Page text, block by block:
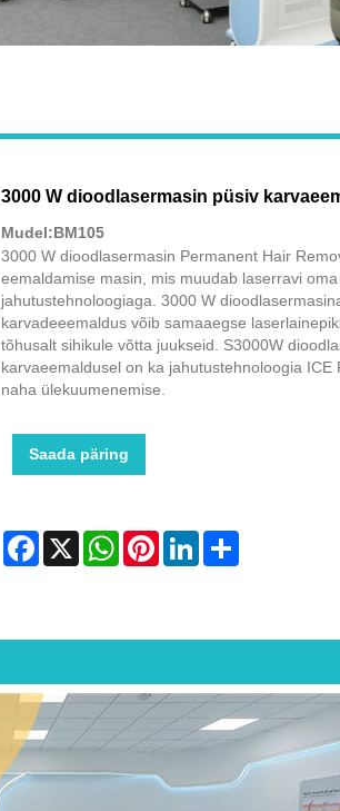
3000 W dioodlasermasin püsiv
Mudel:BM105
3000 W dioodlasermasin Permanent Hair
eemaldamise masin, mis muudab laserravi oma
jahutustehnoloogiaga. 3000 W
karvadeeemaldus võib samaaegse
tõhusalt sihikule võtta juukseid. S3000W
karvaeemaldusel on ka jahutustehnoloogia ICE
naha ülekuumenemise.
Saada päring
Facebook
X WhatsAppPinterestLinkedInShare